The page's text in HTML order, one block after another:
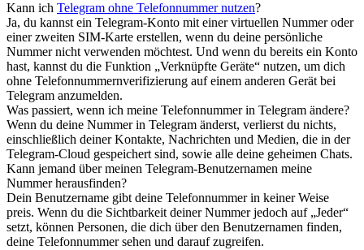
Kann ich Telegram ohne Telefonnummer nutzen?
Ja, du kannst ein Telegram-Konto mit einer virtuellen Nummer oder
einer zweiten SIM-Karte erstellen, wenn du deine persönliche
Nummer nicht verwenden möchtest. Und wenn du bereits ein Konto
hast, kannst du die Funktion „Verknüpfte Geräte“ nutzen, um dich
ohne Telefonnummernverifizierung auf einem anderen Gerät bei
Telegram anzumelden.
Was passiert, wenn ich meine Telefonnummer in Telegram ändere?
Wenn du deine Nummer in Telegram änderst, verlierst du nichts,
einschließlich deiner Kontakte, Nachrichten und Medien, die in der
Telegram-Cloud gespeichert sind, sowie alle deine geheimen Chats.
Kann jemand über meinen Telegram-Benutzernamen meine
Nummer herausfinden?
Dein Benutzername gibt deine Telefonnummer in keiner Weise
preis. Wenn du die Sichtbarkeit deiner Nummer jedoch auf „Jeder“
setzt, können Personen, die dich über den Benutzernamen finden,
deine Telefonnummer sehen und darauf zugreifen.